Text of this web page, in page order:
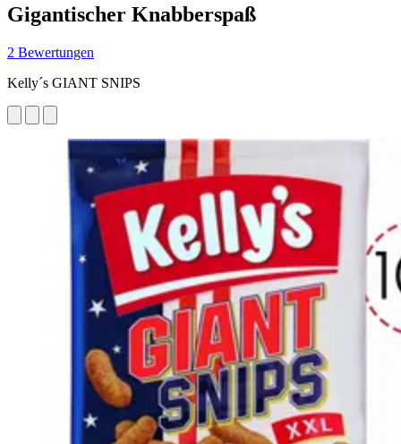
Gigantischer Knabberspaß
2 Bewertungen
Kelly´s GIANT SNIPS